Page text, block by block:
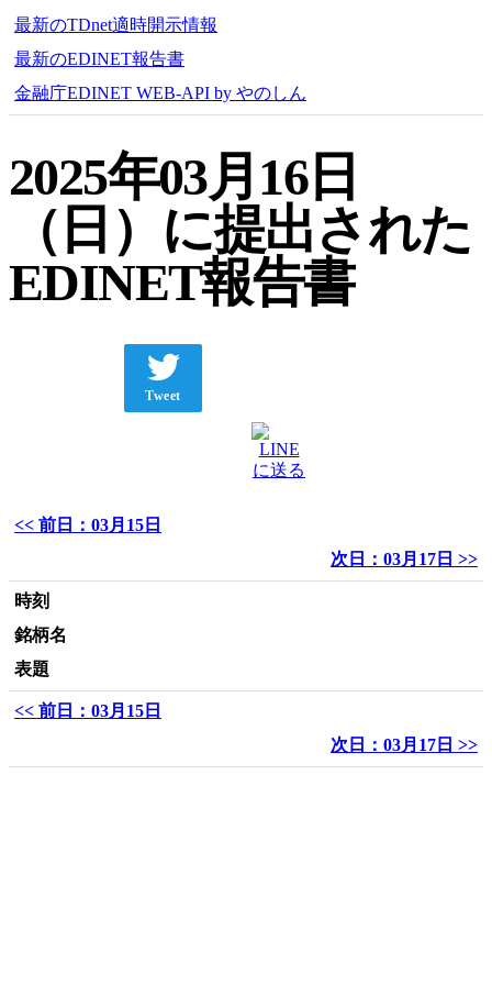
最新のTDnet適時開示情報
最新のEDINET報告書
金融庁EDINET WEB-API by やのしん
2025年03月16日
（日）に提出された
EDINET報告書
Tweet
<< 前日：03月15日
次日：03月17日 >>
時刻
銘柄名
表題
<< 前日：03月15日
次日：03月17日 >>